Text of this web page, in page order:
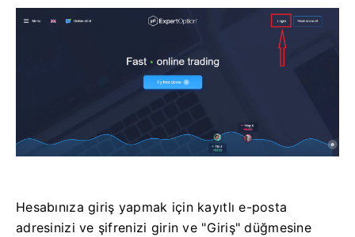
Hesabınıza giriş yapmak için kayıtlı e-posta
adresinizi ve şifrenizi girin ve "Giriş" düğmesine